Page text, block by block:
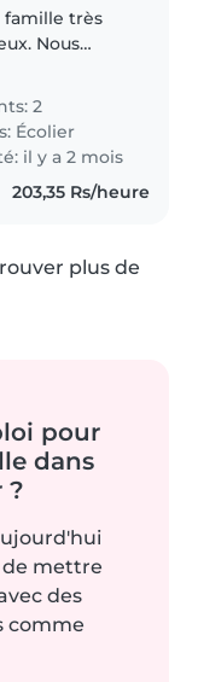
famille très
Nous
depuis
18ans et nos
2
Écolier
il y a 2 mois
203,35 Rs/heure
plus de
pour
dans
?
de mettre
des
comme